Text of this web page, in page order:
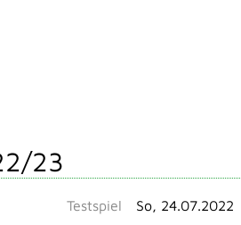
23
Testspiel So, 24.07.2022